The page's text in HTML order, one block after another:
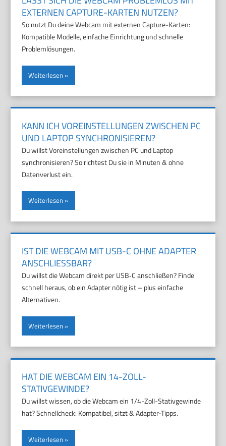
EXTERNEN CAPTURE-KARTEN NUTZEN?
So nutzt Du deine Webcam mit externen Capture-Karten:
Kompatible Modelle, einfache Einrichtung und schnelle
Problemlösungen.
Weiterlesen
KANN ICH VOREINSTELLUNGEN ZWISCHEN PC
UND LAPTOP SYNCHRONISIEREN?
Du willst Voreinstellungen zwischen PC und Laptop
synchronisieren? So richtest Du sie in Minuten & ohne
Datenverlust ein.
Weiterlesen
IST DIE WEBCAM MIT USB-C OHNE ADAPTER
ANSCHLIESSBAR?
Du willst die Webcam direkt per USB‑C anschließen? Finde
schnell heraus, ob ein Adapter nötig ist – plus einfache
Alternativen.
Weiterlesen
HAT DIE WEBCAM EIN 14-ZOLL-
STATIVGEWINDE?
Du willst wissen, ob die Webcam ein 1/4-Zoll-Stativgewinde
hat? Schnellcheck: Kompatibel, sitzt & Adapter-Tipps.
Weiterlesen